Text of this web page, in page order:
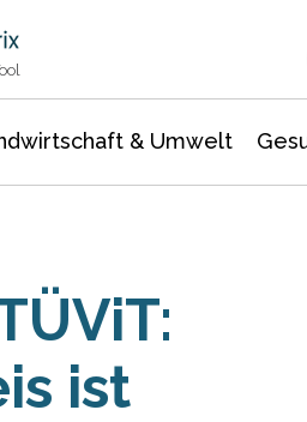
& Umwelt
ist